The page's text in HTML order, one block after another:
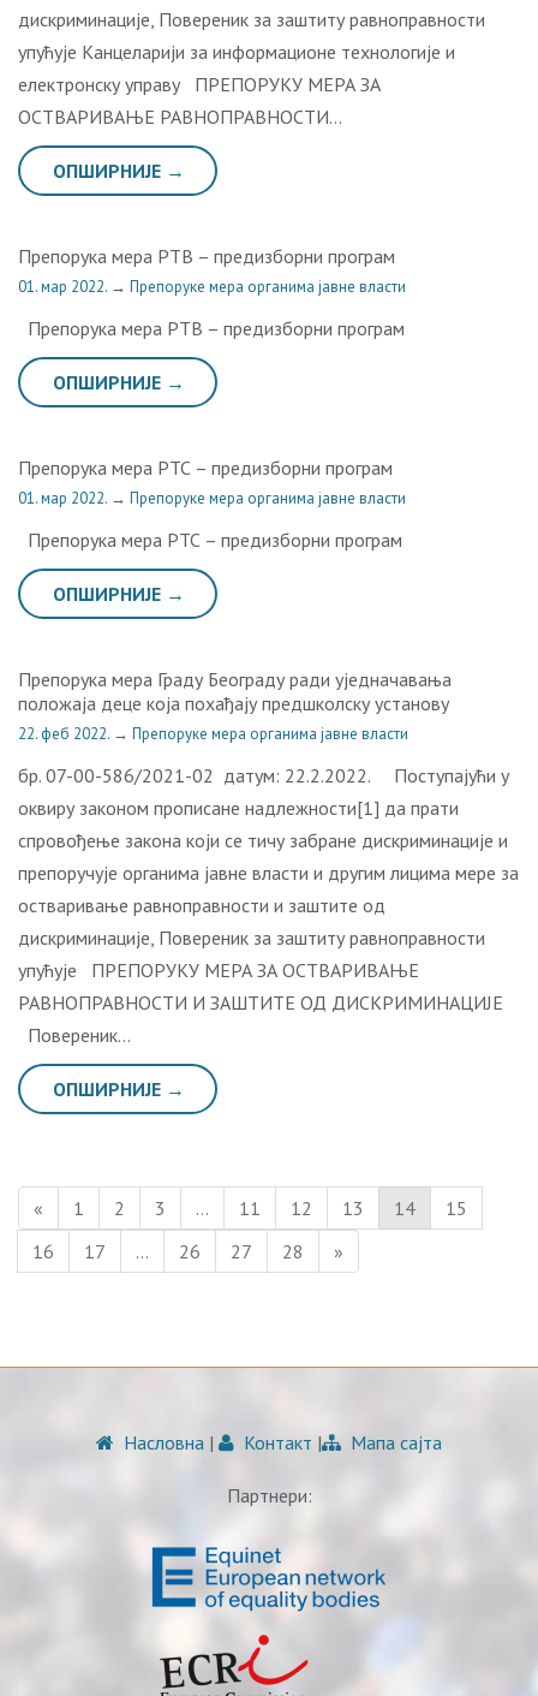
дискриминације, Повереник за заштиту равноправности
упућује Канцеларији за информационе технологије и
електронску управу ПРЕПОРУКУ МЕРА ЗА
ОСТВАРИВАЊЕ РАВНОПРАВНОСТИ…
ОПШИРНИЈЕ →
Препорука мера РТВ – предизборни програм
01. мар 2022. → Препоруке мера органима јавне власти
Препорука мера РТВ – предизборни програм
ОПШИРНИЈЕ →
Препорука мера РТС – предизборни програм
01. мар 2022. → Препоруке мера органима јавне власти
Препорука мера РТС – предизборни програм
ОПШИРНИЈЕ →
Препорука мера Граду Београду ради уједначавања
положаја деце која похађају предшколску установу
22. феб 2022. → Препоруке мера органима јавне власти
бр. 07-00-586/2021-02 датум: 22.2.2022. Поступајући у
оквиру законом прописане надлежности[1] да прати
спровођење закона који се тичу забране дискриминације и
препоручује органима јавне власти и другим лицима мере за
остваривање равноправности и заштите од
дискриминације, Повереник за заштиту равноправности
упућује ПРЕПОРУКУ МЕРА ЗА ОСТВАРИВАЊЕ
РАВНОПРАВНОСТИ И ЗАШТИТЕ ОД ДИСКРИМИНАЦИЈЕ
Повереник…
ОПШИРНИЈЕ →
« 1 2 3 … 11 12 13 14
15
16
17 … 26 27 28 »
Насловна | Контакт | Мапа сајта
Партнери: